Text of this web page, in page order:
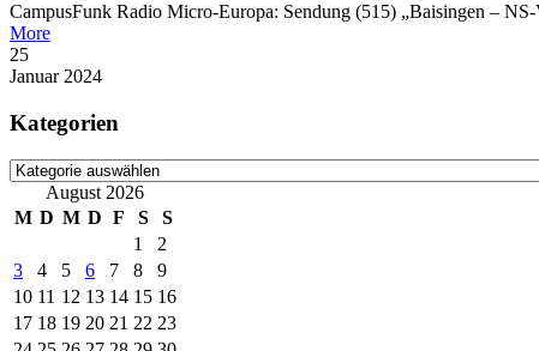
CampusFunk Radio Micro-Europa: Sendung (515) „Baisingen –
More
25
Januar 2024
Kategorien
Kategorien
August 2026
M D M D F S
S
1
2
3
4 5 6 7 8
9
10 11 12 13 14 15 16
17 18 19 20 21 22 23